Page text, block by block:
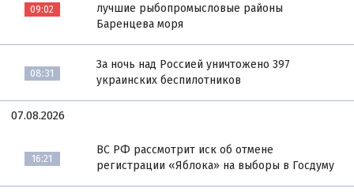
09:02
лучшие рыбопромысловые районы
Баренцева моря
08:31
За ночь над Россией уничтожено 397
украинских беспилотников
07.08.2026
16:21
ВС РФ рассмотрит иск об отмене
регистрации «Яблока» на выборы в Госдуму